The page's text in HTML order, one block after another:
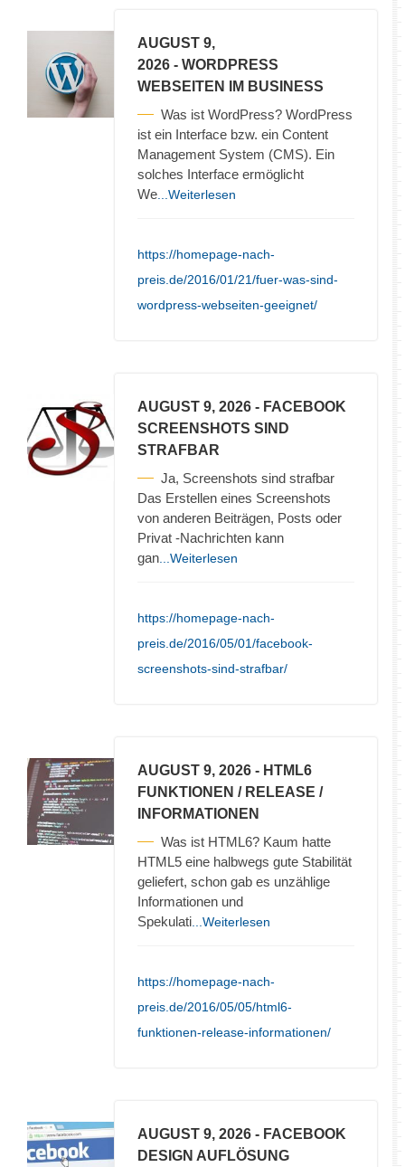
AUGUST 9,
2026 - WORDPRESS
WEBSEITEN IM BUSINESS
Was ist WordPress? WordPress
ist ein Interface bzw. ein Content
Management System (CMS). Ein
solches Interface ermöglicht
We ...Weiterlesen
https://homepage-nach-
preis.de/2016/01/21/fuer-was-sind-
wordpress-webseiten-geeignet/
AUGUST 9, 2026 - FACEBOOK
SCREENSHOTS SIND
STRAFBAR
Ja, Screenshots sind strafbar
Das Erstellen eines Screenshots
von anderen Beiträgen, Posts oder
Privat -Nachrichten kann
gan ...Weiterlesen
https://homepage-nach-
preis.de/2016/05/01/facebook-
screenshots-sind-strafbar/
AUGUST 9, 2026 - HTML6
FUNKTIONEN / RELEASE /
INFORMATIONEN
Was ist HTML6? Kaum hatte
HTML5 eine halbwegs gute Stabilität
geliefert, schon gab es unzählige
Informationen und
Spekulati ...Weiterlesen
https://homepage-nach-
preis.de/2016/05/05/html6-
funktionen-release-informationen/
AUGUST 9, 2026 - FACEBOOK
DESIGN AUFLÖSUNG